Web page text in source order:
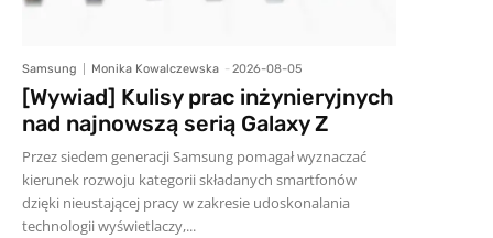
Samsung Monika Kowalczewska - 2026-08-05
[Wywiad] Kulisy prac inżynieryjnych
nad najnowszą serią Galaxy Z
Przez siedem generacji Samsung pomagał wyznaczać
kierunek rozwoju kategorii składanych smartfonów
dzięki nieustającej pracy w zakresie udoskonalania
technologii wyświetlaczy,...